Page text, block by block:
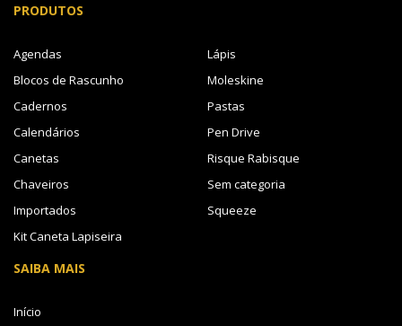
PRODUTOS
Agendas
Blocos de Rascunho
Cadernos
Calendários
Canetas
Chaveiros
Importados
Kit Caneta Lapiseira
Lápis
Moleskine
Pastas
Pen Drive
Risque Rabisque
Sem categoria
Squeeze
SAIBA MAIS
Início